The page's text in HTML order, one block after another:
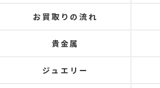
お買取りの流れ
貴金属
ジュエリー